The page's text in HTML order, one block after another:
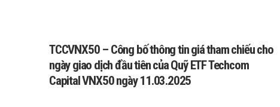
TCCVNX50 – Công bố thông tin giá tham chiếu cho
ngày giao dịch đầu tiên của Quỹ ETF Techcom
Capital VNX50 ngày 11.03.2025